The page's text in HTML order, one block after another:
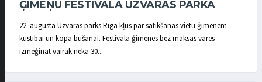
ĢIMEŅU FESTIVĀLĀ UZVARAS PARKĀ
22. augustā Uzvaras parks Rīgā kļūs par satikšanās vietu ģimenēm –
kustībai un kopā būšanai. Festivālā ģimenes bez maksas varēs
izmēģināt vairāk nekā 30...